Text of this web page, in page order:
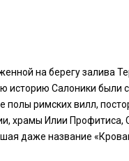
на берегу залива
историю Салоники были
римских вилл,
храмы Илии Профитиса,
даже название